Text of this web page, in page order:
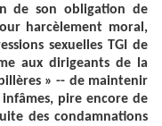
de son obligation de
harcèlement moral,
sexuelles TGI de
aux dirigeants de la
» -- de maintenir
pire encore de
des condamnations